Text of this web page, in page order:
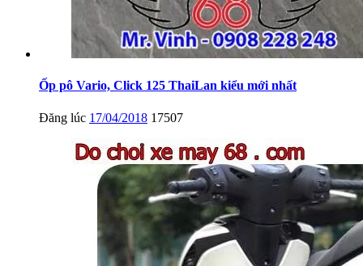
Ốp pô Vario, Click 125 ThaiLan kiểu mới nhất
Đăng lúc 17/04/2018 17507